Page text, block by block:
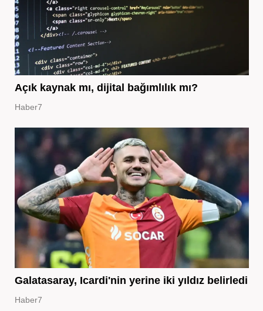
Açık kaynak mı, dijital bağımlılık mı?
Haber7
Galatasaray, Icardi'nin yerine iki yıldız belirledi
Haber7